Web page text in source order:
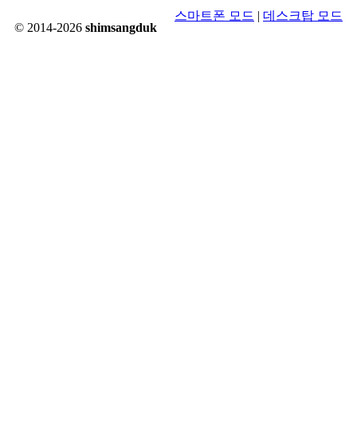
© 2014-2026 shimsangduk
스마트폰 모드 | 데스크탑 모드